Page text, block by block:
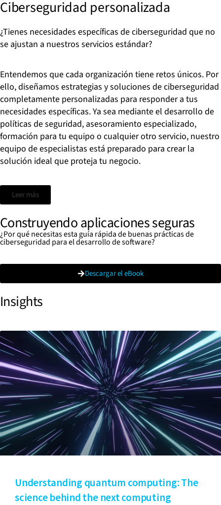
Ciberseguridad personalizada
¿Tienes necesidades específicas de ciberseguridad que no
se ajustan a nuestros servicios estándar?
Entendemos que cada organización tiene retos únicos. Por
ello, diseñamos estrategias y soluciones de ciberseguridad
completamente personalizadas para responder a tus
necesidades específicas. Ya sea mediante el desarrollo de
políticas de seguridad, asesoramiento especializado,
formación para tu equipo o cualquier otro servicio, nuestro
equipo de especialistas está preparado para crear la
solución ideal que proteja tu negocio.
Leer más
Construyendo aplicaciones seguras
¿Por qué necesitas esta guía rápida de buenas prácticas de
ciberseguridad para el desarrollo de software?
Descargar el eBook
Insights
Understanding quantum computing: The
science behind the next computing